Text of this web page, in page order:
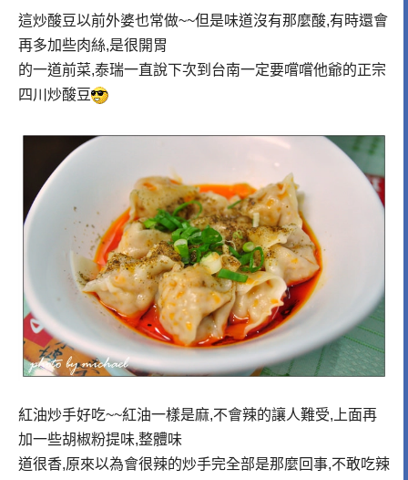
這炒酸豆以前外婆也常做~~但是味道沒有那麼酸,有時還會
再多加些肉絲,是很開胃
的一道前菜,泰瑞一直說下次到台南一定要嚐嚐他爺的正宗
四川炒酸豆
紅油炒手好吃~~紅油一樣是麻,不會辣的讓人難受,上面再
加一些胡椒粉提味,整體味
道很香,原來以為會很辣的炒手完全部是那麼回事,不敢吃辣